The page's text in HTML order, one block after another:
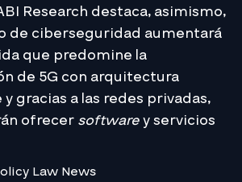
Research destaca, asimismo,
de ciberseguridad aumentará
que predomine la
de 5G con arquitectura
gracias a las redes privadas,
ofrecer softwarey servicios
Law News